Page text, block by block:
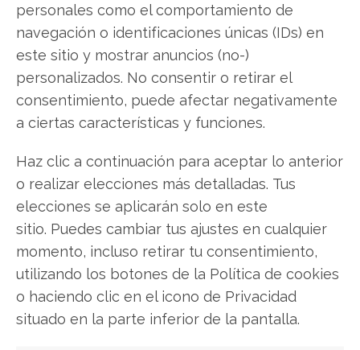
personales como el comportamiento de
navegación o identificaciones únicas (IDs) en
este sitio y mostrar anuncios (no-)
personalizados. No consentir o retirar el
consentimiento, puede afectar negativamente
a ciertas características y funciones.
Haz clic a continuación para aceptar lo anterior
o realizar elecciones más detalladas. Tus
elecciones se aplicarán solo en este
sitio. Puedes cambiar tus ajustes en cualquier
momento, incluso retirar tu consentimiento,
utilizando los botones de la Política de cookies
o haciendo clic en el icono de Privacidad
situado en la parte inferior de la pantalla.
Compartir este artículo
Twitter
Facebook
LinkedIn
Copiar enlace